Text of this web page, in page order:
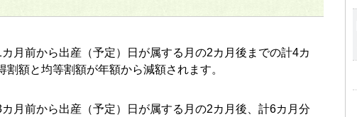
月前から出産（予定）日が属する月の2カ月後までの計4カ
割額と均等割額が年額から減額されます。
月前から出産（予定）日が属する月の2カ月後、計6カ月分